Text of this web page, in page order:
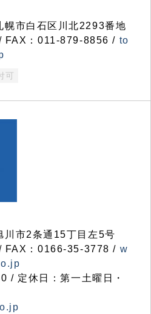
市白石区川北2293番地
FAX：011-879-8856 / to
可
市2条通15丁目左5号
FAX：0166-35-3778 / w
/ 定休日：第一土曜日・